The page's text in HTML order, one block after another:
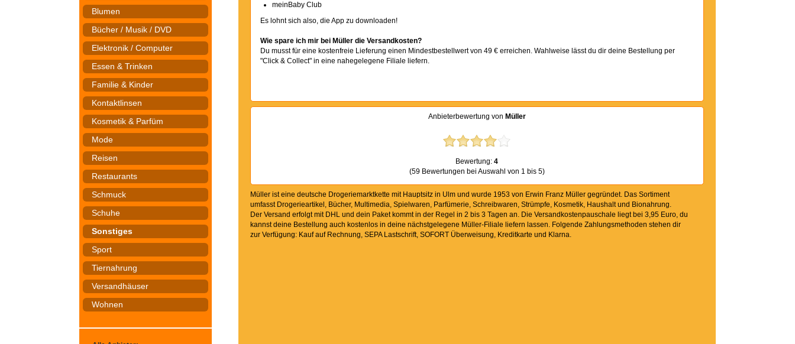
Blumen
Bücher / Musik / DVD
Elektronik / Computer
Essen & Trinken
Familie & Kinder
Kontaktlinsen
Kosmetik & Parfüm
Mode
Reisen
Restaurants
Schmuck
Schuhe
Sonstiges
Sport
Tiernahrung
Versandhäuser
Wohnen
meinBaby Club
Es lohnt sich also, die App zu downloaden!
Wie spare ich mir bei Müller die Versandkosten?
Du musst für eine kostenfreie Lieferung einen Mindestbestellwert von 49 € erreichen. Wahlweise lässt du dir deine Bestellung per
"Click & Collect" in eine nahegelegene Filiale liefern.
Anbieterbewertung von Müller
Bewertung:4
(59 Bewertungen bei Auswahl von 1 bis 5)
Müller ist eine deutsche Drogeriemarktkette mit Hauptsitz in Ulm und wurde 1953 von Erwin Franz Müller gegründet. Das Sortiment
umfasst Drogerieartikel, Bücher, Multimedia, Spielwaren, Parfümerie, Schreibwaren, Strümpfe, Kosmetik, Haushalt und Bionahrung.
Der Versand erfolgt mit DHL und dein Paket kommt in der Regel in 2 bis 3 Tagen an. Die Versandkostenpauschale liegt bei 3,95 Euro, du
kannst deine Bestellung auch kostenlos in deine nächstgelegene Müller-Filiale liefern lassen. Folgende Zahlungsmethoden stehen dir
zur Verfügung: Kauf auf Rechnung, SEPA Lastschrift, SOFORT Überweisung, Kreditkarte und Klarna.